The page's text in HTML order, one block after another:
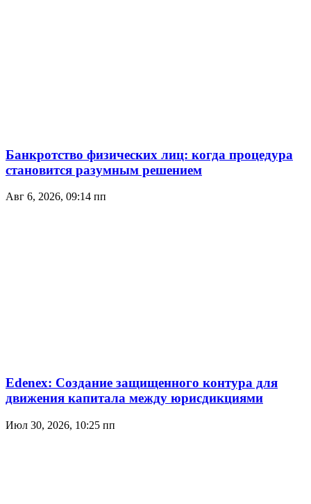
Банкротство физических лиц: когда процедура
становится разумным решением
Авг 6, 2026, 09:14 пп
Edenex: Создание защищенного контура для
движения капитала между юрисдикциями
Июл 30, 2026, 10:25 пп